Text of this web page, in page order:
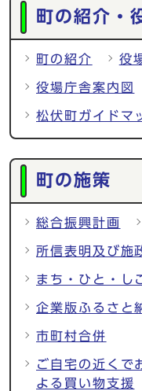
町の紹介・
町の紹介 役
役場庁舎案内図
松伏町ガイドマ
町の施策
総合振興計画
所信表明及び施
まち・ひと・し
企業版ふるさと
市町村合併
ご自宅の近くで
よる買い物支援